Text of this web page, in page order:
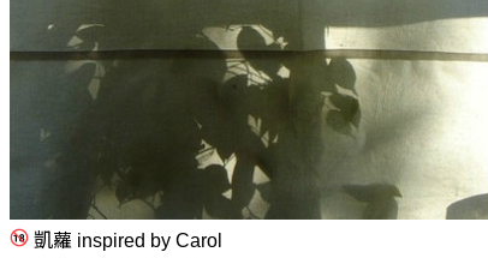
凱蘿 inspired by Carol